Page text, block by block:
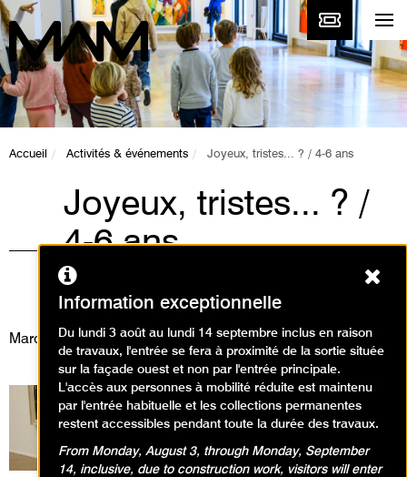
Accueil Activités & événements Joyeux, tristes... ? / 4-6 ans
Joyeux, tristes... ? /
4-6 ans
Animations / Atelier arts
plastiques
Mardi 25 février 2025
Information exceptionnelle
Du lundi 3 août au lundi 14 septembre inclus en raison
de travaux, l'entrée se fera à proximité de la sortie située
sur la façade ouest et non par l'entrée principale.
L'accès aux personnes à mobilité réduite est maintenu
par l'entrée habituelle et les collections permanentes
restent accessibles pendant toute la durée des travaux.
From Monday, August 3, through Monday, September
14, inclusive, due to construction work, visitors will enter